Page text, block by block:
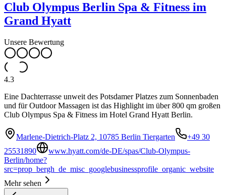
Club Olympus Berlin Spa & Fitness im
Grand Hyatt
Unsere Bewertung
4.3
Eine Dachterrasse unweit des Potsdamer Platzes zum Sonnenbaden
und für Outdoor Massagen ist das Highlight im über 800 qm großen
Club Olympus Spa & Fitness im Hotel Grand Hyatt Berlin.
Marlene-Dietrich-Platz 2, 10785 Berlin Tiergarten
+49 30
25531890
www.hyatt.com/de-DE/spas/Club-Olympus-
Berlin/home?
src=prop_bergh_de_misc_googlebusinessprofile_organic_website
Mehr sehen